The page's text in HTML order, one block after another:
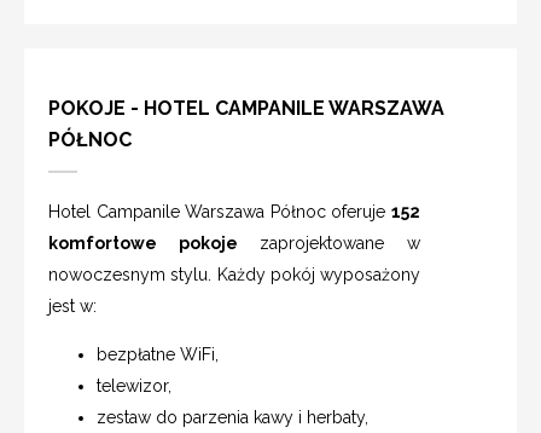
POKOJE - HOTEL CAMPANILE WARSZAWA
PÓŁNOC
Hotel Campanile Warszawa Północ oferuje 152
komfortowe pokoje zaprojektowane w
nowoczesnym stylu. Każdy pokój wyposażony
jest w:
bezpłatne WiFi,
telewizor,
zestaw do parzenia kawy i herbaty,